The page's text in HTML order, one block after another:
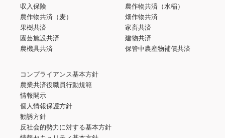
収入保険
農作物共済（水稲）
農作物共済（麦）
畑作物共済
果樹共済
家畜共済
園芸施設共済
建物共済
農機具共済
保管中農産物補償共済
コンプライアンス基本方針
農業共済役職員行動規範
情報開示
個人情報保護方針
勧誘方針
反社会的勢力に対する基本方針